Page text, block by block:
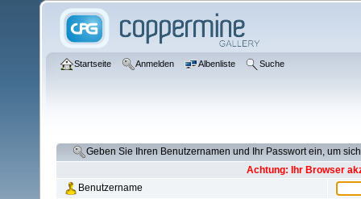
Startseite Anmelden Albenliste Suche
Geben Sie Ihren Benutzernamen und Ihr Passwort ein, um
Achtung: Ihr Browser
Benutzername